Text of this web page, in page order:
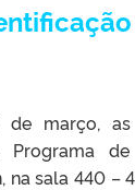
março,
Programa
sala 440 –